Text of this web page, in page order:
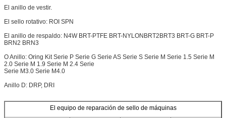
El anillo de vestir.
El sello rotativo: ROI SPN
El anillo de respaldo: N4W BRT-PTFE BRT-NYLONBRT2BRT3 BRT-G BRT-P
BRN2 BRN3
O Anillo: Oring Kit Serie P Serie G Serie AS Serie S Serie M Serie 1.5 Serie M
2.0 Serie M 1.9 Serie M 2.4 Serie
Serie M3.0 Serie M4.0
Anillo D: DRP, DRI
El equipo de reparación de sello de máquinas